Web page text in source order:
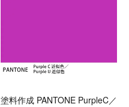
塗料作成 PANTONE PurpleC／